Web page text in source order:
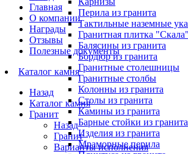
Перила из гранита
Тактильные наземные
Гранитная плитка "Скала"
Балясины из гранита
Бордюр из гранита
Гранитные столешницы
Гранитные столбы
Колонны из гранита
Столы из гранита
Камины из гранита
Барные стойки из гранита
Изделия из гранита
Мраморные перила
Главная
О компании
Награды
Отзывы
Полезные документы
Каталог камня
Назад
Каталог камня
Гранит
Назад
Гранит
Варианты исполнения